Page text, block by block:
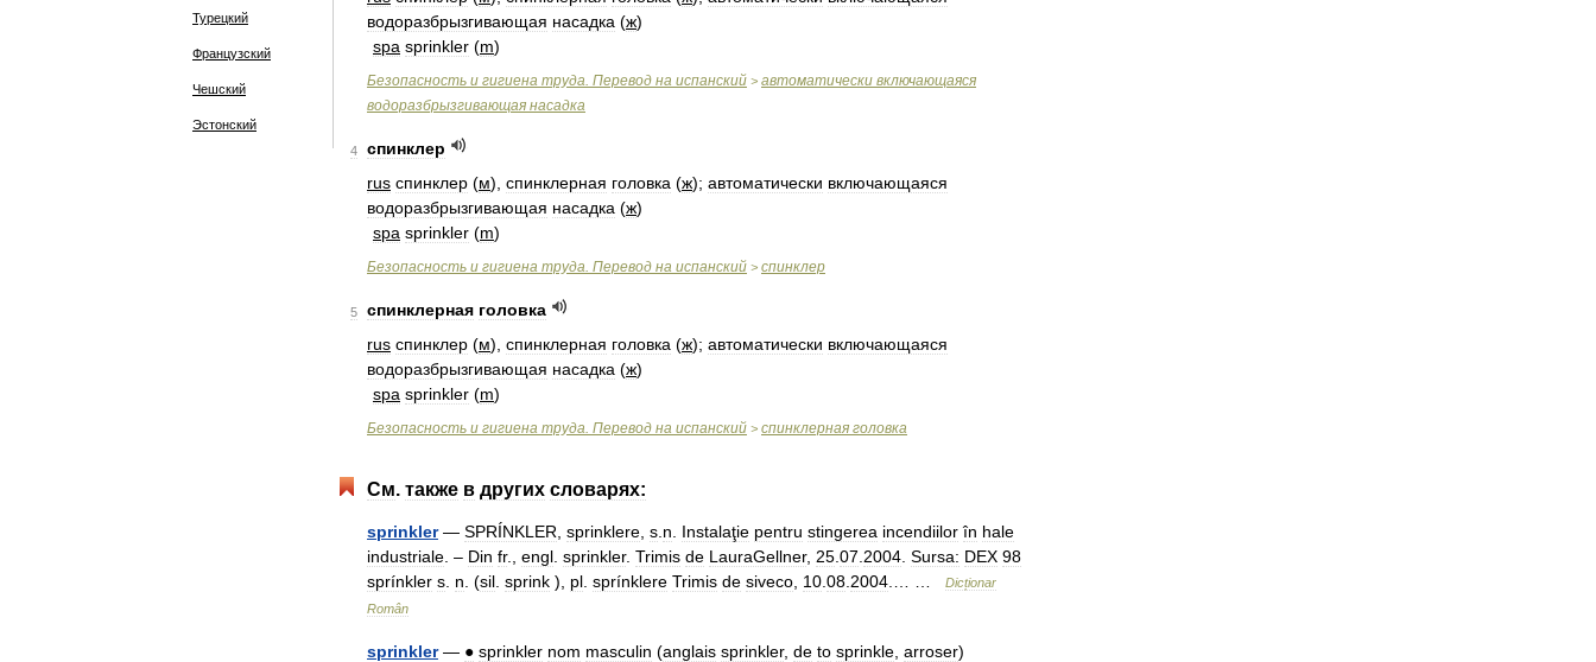
Турецкий
Французский
Чешский
Эстонский
водоразбрызгивающая насадка (ж)
spa sprinkler (m)
Безопасность и гигиена труда. Перевод на испанский > автоматически включающаяся
водоразбрызгивающая насадка
4
спинклер
rus спинклер (м), спинклерная головка (ж); автоматически включающаяся
водоразбрызгивающая насадка (ж)
spa sprinkler (m)
Безопасность и гигиена труда. Перевод на испанский > спинклер
5 спинклерная головка
rus спинклер (м), спинклерная головка (ж); автоматически включающаяся
водоразбрызгивающая насадка (ж)
spa sprinkler (m)
Безопасность и гигиена труда. Перевод на испанский > спинклерная головка
См. также в других словарях:
sprinkler— SPRÍNKLER sprinklere s n Instalaţie pentru stingerea incendiilor în hale
industriale . – Din fr., engl sprinkler. Trimis de LauraGellner, 25 07 2004 Sursa: DEX 98
sprínkler s n . (sil sprink ), pl sprínklere Trimis de siveco 10 08 2004
Dicționar
Român
sprinkler— ● sprinkler nom masculin (anglais sprinkler, de to sprinkle arroser)